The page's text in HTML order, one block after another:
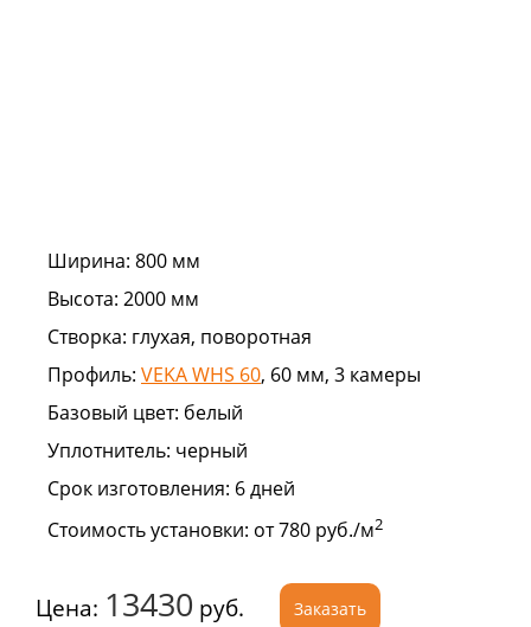
Ширина: 800 мм
Высота: 2000 мм
Створка: глухая, поворотная
Профиль: VEKA WHS 60, 60 мм, 3 камеры
Базовый цвет: белый
Уплотнитель: черный
Срок изготовления: 6 дней
Стоимость установки: от 780 руб./м2
Цена: 13430 руб. Заказать